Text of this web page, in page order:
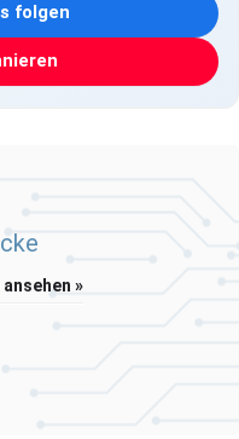
folgen
»